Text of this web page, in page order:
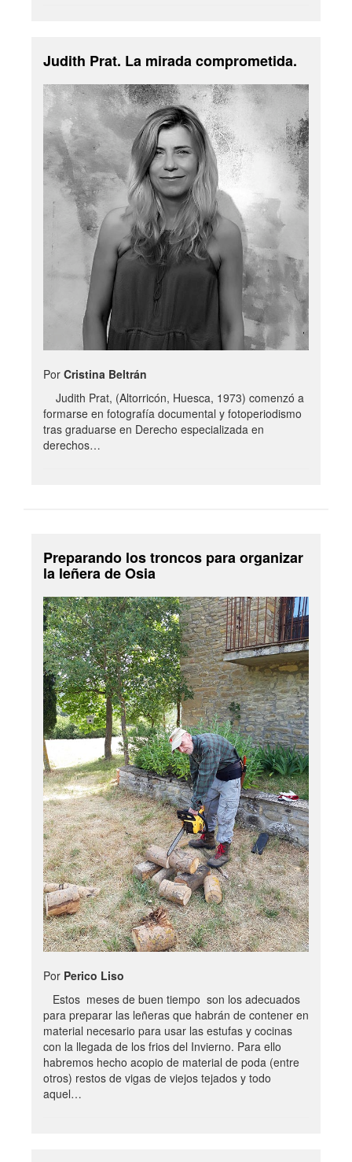
Judith Prat. La mirada comprometida.
Por Cristina Beltrán
Judith Prat, (Altorricón, Huesca, 1973) comenzó a
formarse en fotografía documental y fotoperiodismo
tras graduarse en Derecho especializada en
derechos…
Preparando los troncos para organizar
la leñera de Osia
Por Perico Liso
Estos meses de buen tiempo son los adecuados
para preparar las leñeras que habrán de contener en
material necesario para usar las estufas y cocinas
con la llegada de los frios del Invierno. Para ello
habremos hecho acopio de material de poda (entre
otros) restos de vigas de viejos tejados y todo
aquel…